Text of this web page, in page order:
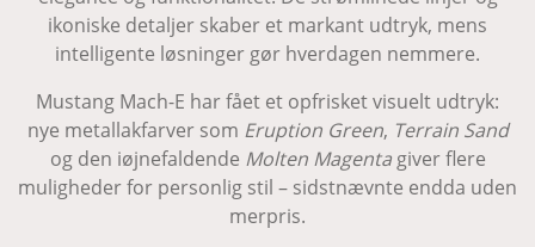
ikoniske detaljer skaber et markant udtryk, mens
intelligente løsninger gør hverdagen nemmere.
Mustang Mach-E har fået et opfrisket visuelt udtryk:
nye metallakfarver som Eruption Green, Terrain Sand
og den iøjnefaldende Molten Magentagiver flere
muligheder for personlig stil – sidstnævnte endda uden
merpris.